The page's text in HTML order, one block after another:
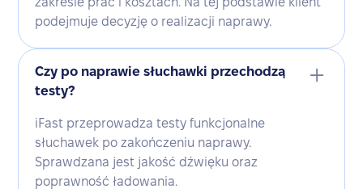
podejmuje decyzję o realizacji naprawy.
Czy po naprawie słuchawki przechodzą
testy?
iFast przeprowadza testy funkcjonalne
słuchawek po zakończeniu naprawy.
Sprawdzana jest jakość dźwięku oraz
poprawność ładowania.